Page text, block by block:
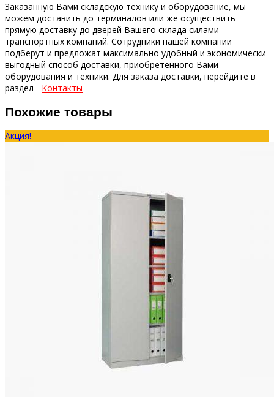
Заказанную Вами складскую технику и оборудование, мы
можем доставить до терминалов или же осуществить
прямую доставку до дверей Вашего склада силами
транспортных компаний. Сотрудники нашей компании
подберут и предложат максимально удобный и экономически
выгодный способ доставки, приобретенного Вами
оборудования и техники. Для заказа доставки, перейдите в
раздел - Контакты
Похожие товары
Акция!